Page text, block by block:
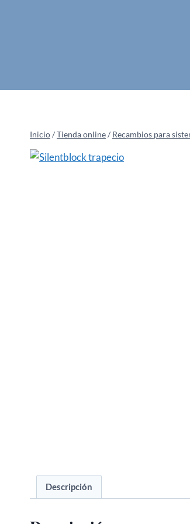
Inicio/Tienda online/ Recambios para
Descripción